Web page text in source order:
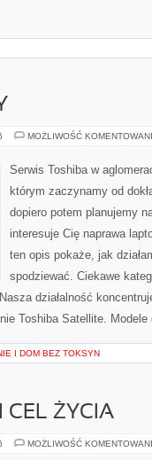
MOŻLIWOŚĆ
Serwis Toshiba w
którym zaczynamy od
dopiero potem planujemy
interesuje Cię naprawa
ten opis pokaże, jak
spodziewać. Ciekawe
działalność
Toshiba Satellite.
I DOM BEZ TOKSYN
CEL ŻYCIA
MOŻLIWOŚĆ